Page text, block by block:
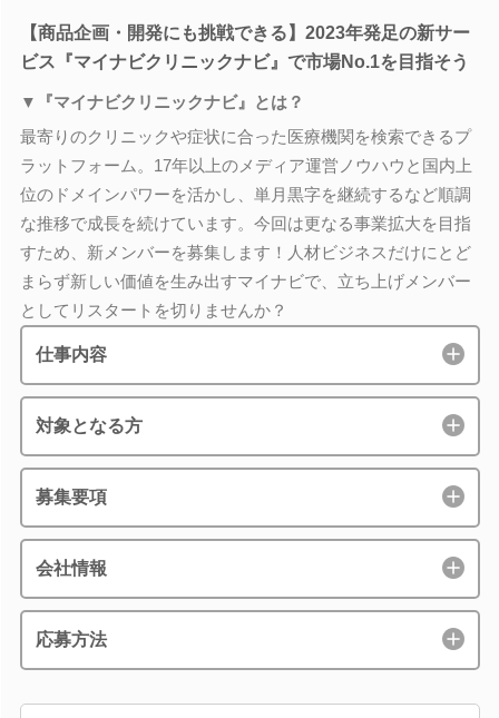
【商品企画・開発にも挑戦できる】2023年発足の新サー
ビス『マイナビクリニックナビ』で市場No.1を目指そう
▼『マイナビクリニックナビ』とは？
最寄りのクリニックや症状に合った医療機関を検索できるプ
ラットフォーム。17年以上のメディア運営ノウハウと国内上
位のドメインパワーを活かし、単月黒字を継続するなど順調
な推移で成長を続けています。今回は更なる事業拡大を目指
すため、新メンバーを募集します！人材ビジネスだけにとど
まらず新しい価値を生み出すマイナビで、立ち上げメンバー
としてリスタートを切りませんか？
仕事内容
対象となる方
募集要項
会社情報
応募方法